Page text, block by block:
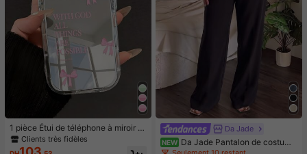
1 pièce Étui de téléphone à miroir ro
se minimaliste, style fille avec motif
nœud papillon, slogan religieux. Étu
Clients très fidèles
Da Jade
NEW Da Jade Pantalon de costume
élégant pour femme multicolore à t